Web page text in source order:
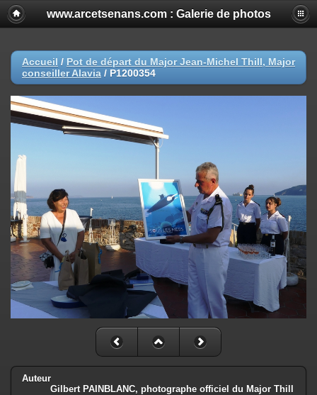
www.arcetsenans.com : Galerie de photos
Accueil / Pot de départ du Major Jean-Michel Thill, Major
conseiller Alavia / P1200354
Auteur
Gilbert PAINBLANC, photographe officiel du Major Thill